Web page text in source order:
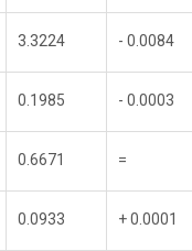
3.3224 - 0.0084
0.1985 - 0.0003
0.6671 =
0.0933 + 0.0001